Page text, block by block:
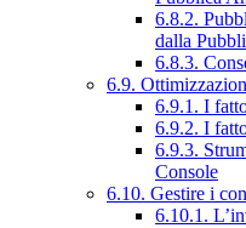
6.8.2.
dalla
6.8.3.
6.9.
6.9.1. I
6.9.2. I
6.9.3.
Console
6.10. Gestire i
6.10.1.